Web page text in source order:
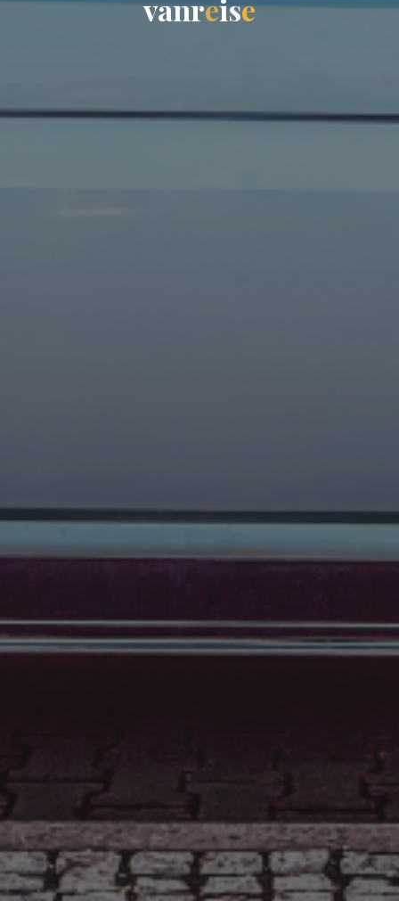
vanreise